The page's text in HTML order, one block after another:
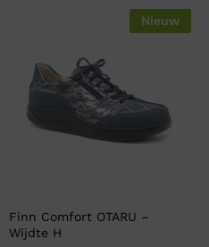
Nieuw
Finn Comfort OTARU –
Wijdte H